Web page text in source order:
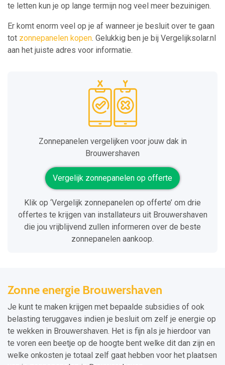
te letten kun je op lange termijn nog veel meer bezuinigen.
Er komt enorm veel op je af wanneer je besluit over te gaan
tot zonnepanelen kopen. Gelukkig ben je bij Vergelijksolar.nl
aan het juiste adres voor informatie.
Zonnepanelen vergelijken voor jouw dak in
Brouwershaven
Vergelijk zonnepanelen op offerte
Klik op ‘Vergelijk zonnepanelen op offerte’ om drie
offertes te krijgen van installateurs uit Brouwershaven
die jou vrijblijvend zullen informeren over de beste
zonnepanelen aankoop.
Zonne energie Brouwershaven
Je kunt te maken krijgen met bepaalde subsidies of ook
belasting teruggaves indien je besluit om zelf je energie op
te wekken in Brouwershaven. Het is fijn als je hierdoor van
te voren een beetje op de hoogte bent welke dit dan zijn en
welke onkosten je totaal zelf gaat hebben voor het plaatsen